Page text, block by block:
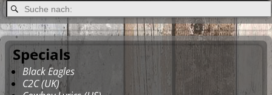
Specials
Black Eagles
C2C (UK)